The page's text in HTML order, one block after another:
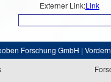
Externer Link:Link
Forschung GmbH |